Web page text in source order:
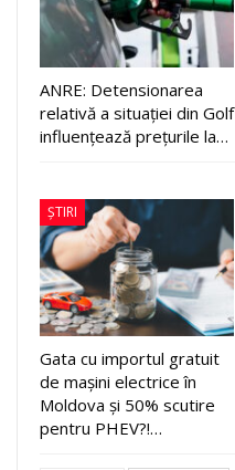
ANRE: Detensionarea
relativă a situației din Golf
influențează prețurile la…
ȘTIRI
Gata cu importul gratuit
de mașini electrice în
Moldova și 50% scutire
pentru PHEV?!…